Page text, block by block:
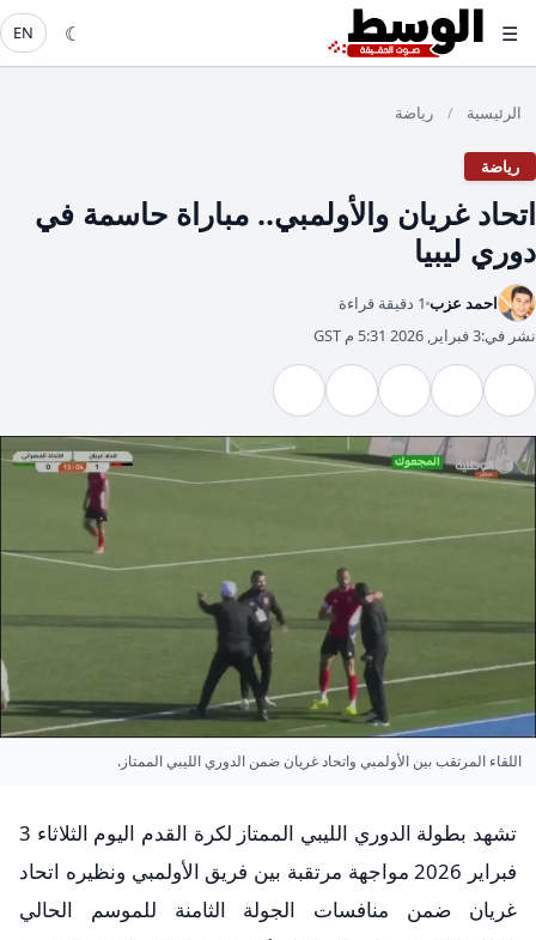
☰
☾
EN
الرئيسية / رياضة
رياضة
اتحاد غريان والأولمبي.. مباراة حاسمة في
دوري ليبيا
احمد عزب 1 دقيقة قراءة
نشر في:3 فبراير, 2026 5:31 م GST
اللقاء المرتقب بين الأولمبي واتحاد غريان ضمن الدوري الليبي الممتاز.
تشهد بطولة الدوري الليبي الممتاز لكرة القدم اليوم الثلاثاء 3
فبراير 2026 مواجهة مرتقبة بين فريق الأولمبي ونظيره اتحاد
غريان ضمن منافسات الجولة الثامنة للموسم الحالي